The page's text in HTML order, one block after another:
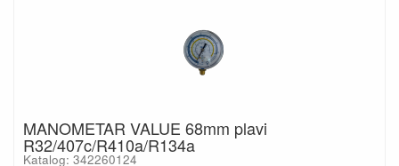
MANOMETAR VALUE 68mm plavi
R32/407c/R410a/R134a
Katalog: 342260124